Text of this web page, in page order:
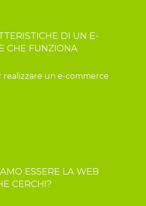
DI UN E-
CHE FUNZIONA
realizzare un e-commerce
ESSERE LA WEB
CERCHI?